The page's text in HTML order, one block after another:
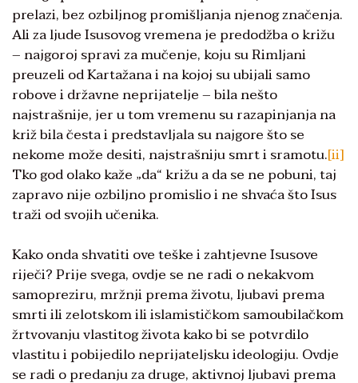
prelazi, bez ozbiljnog promišljanja njenog značenja.
Ali za ljude Isusovog vremena je predodžba o križu
– najgoroj spravi za mučenje, koju su Rimljani
preuzeli od Kartažana i na kojoj su ubijali samo
robove i državne neprijatelje – bila nešto
najstrašnije, jer u tom vremenu su razapinjanja na
križ bila česta i predstavljala su najgore što se
nekome može desiti, najstrašniju smrt i sramotu.[ii]
Tko god olako kaže „da“ križu a da se ne pobuni, taj
zapravo nije ozbiljno promislio i ne shvaća što Isus
traži od svojih učenika.
Kako onda shvatiti ove teške i zahtjevne Isusove
riječi? Prije svega, ovdje se ne radi o nekakvom
samopreziru, mržnji prema životu, ljubavi prema
smrti ili zelotskom ili islamističkom samoubilačkom
žrtvovanju vlastitog života kako bi se potvrdilo
vlastitu i pobijedilo neprijateljsku ideologiju. Ovdje
se radi o predanju za druge, aktivnoj ljubavi prema